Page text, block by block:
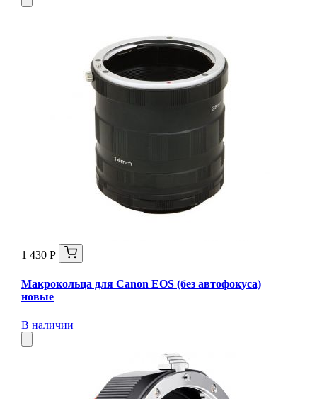
1 430 Р
Макрокольца для Canon EOS (без автофокуса)
новые
В наличии